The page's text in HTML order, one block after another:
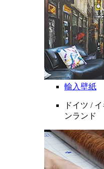
輸入壁紙
ドイツ /
ンランド